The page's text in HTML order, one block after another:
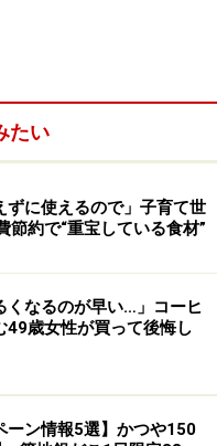
も良く、体験の私にも
など教えてくださり、
。更に友人が通ってい
りと、体験して得るモ
候補のスポーツジムに
金や年会費など無駄に
たい
ずに使えるので」子育て世
節約で“重宝している食材”
くなるのが早い…」コーヒ
49歳女性が買って後悔し
ーン情報5選】かつや150